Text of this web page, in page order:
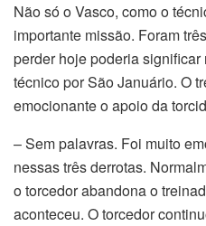
Não só o Vasco, como o
importante missão. Foram
perder hoje poderia
técnico por São Januário. O
emocionante o apoio da
– Sem palavras. Foi muito
nessas três derrotas.
o torcedor abandona o
aconteceu. O torcedor